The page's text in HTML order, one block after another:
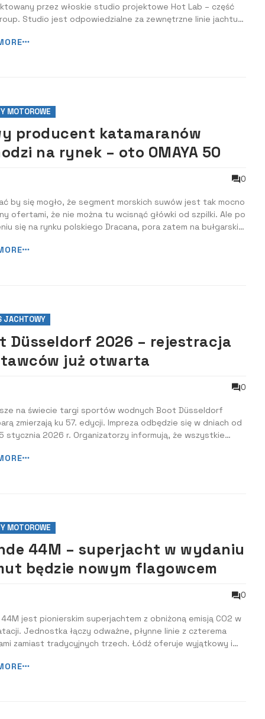
przez włoskie studio projektowe Hot Lab – część
Studio jest odpowiedzialne za zewnętrzne linie jachtu.
w Holandii tworzy architekturę okrętową. Wnętrze jachtu
MOTOROWE
producent katamaranów
na rynek – oto OMAYA 50
0
by się mogło, że segment morskich suwów jest tak mocno
ofertami, że nie można tu wcisnąć główki od szpilki. Ale po
się na rynku polskiego Dracana, pora zatem na bułgarskie
JACHTOWY
Düsseldorf 2026 – rejestracja
już otwarta
0
na świecie targi sportów wodnych Boot Düsseldorf
zmierzają ku 57. edycji. Impreza odbędzie się w dniach od
stycznia 2026 r. Organizatorzy informują, że wszystkie
się jako wystawcy na targi, na stronie www.Boot.com.
MOTOROWE
44M – superjacht w wydaniu
będzie nowym flagowcem
0
44M jest pionierskim superjachtem z obniżoną emisją CO2 w
Jednostka łączy odważne, płynne linie z czterema
zamiast tradycyjnych trzech. Łódź oferuje wyjątkowy i
który można przekształcić w prywatny dek z